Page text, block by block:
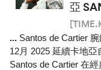
亞
... Santos de Cartier
12月 2025 延續卡地亞
Santos de Cartier 在